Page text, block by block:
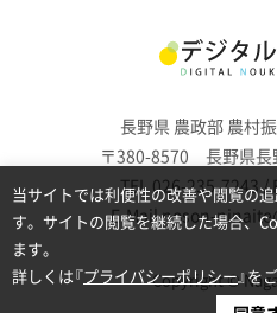
長野県 農政部 農村
〒380-8570 長野県長
TEL 026-235-7243 /
E-Mail noson-
Copyright ©
当サイトでは利便性の改善や閲覧の
す。サイトの閲覧を継続した場合、
ます。
詳しくは『プライバシーポリシー』を